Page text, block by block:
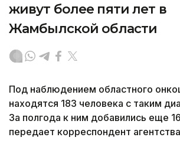
живут более пяти лет в
Жамбылской области
Под наблюдением областного
находятся 183 человека с таким
За полгода к ним добавились еще
передает корреспондент